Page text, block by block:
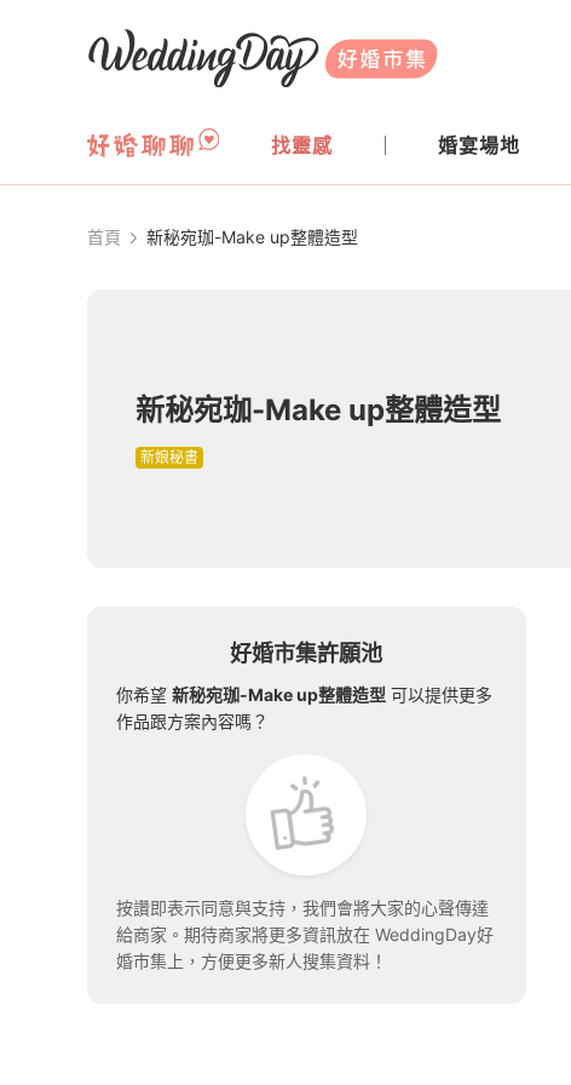
WeddingDay 好婚市集
找靈感 婚宴場地
首頁 新秘宛珈-Make up整體造型
新秘宛珈-Make up整體造型
新娘秘書
好婚市集許願池
你希望 新秘宛珈-Make up整體造型 可以提供更多
作品跟方案內容嗎？
按讚即表示同意與支持，我們會將大家的心聲傳達
給商家。期待商家將更多資訊放在 WeddingDay好
婚市集上，方便更多新人搜集資料！